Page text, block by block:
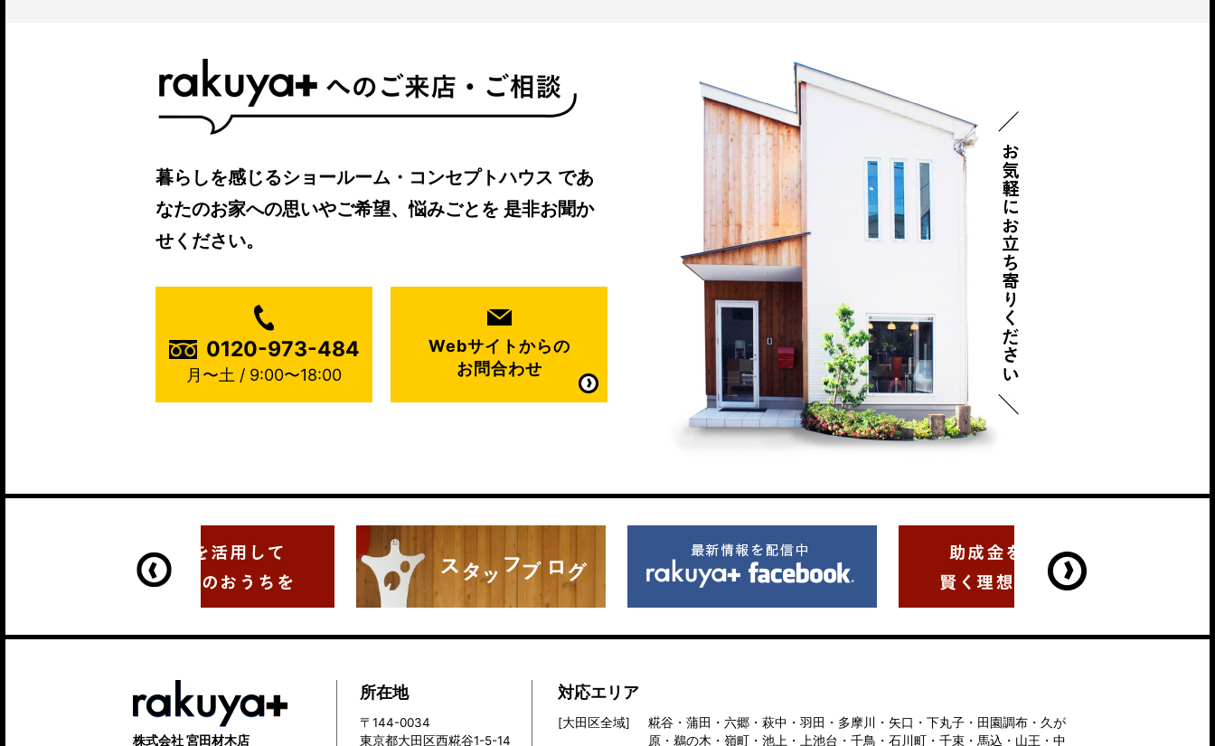
暮らしを感じるショールーム・コンセプトハウス であ
なたのお家への思いやご希望、悩みごとを 是非お聞か
せください。
0120-973-484
月〜土 / 9:00〜18:00
Webサイトからの
お問合わせ
株式会社 宮田材木店
所在地
〒144-0034
東京都大田区西糀谷1-5-14
対応エリア
[大田区全域]
糀谷・蒲田・六郷・萩中・羽田・多摩川・矢口・下丸子・田園調布・久が
原・鵜の木・嶺町・池上・上池台・千鳥・石川町・千束・馬込・山王・中